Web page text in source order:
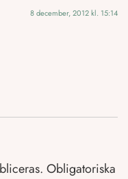
8 december, 2012 kl. 15:14
Obligatoriska